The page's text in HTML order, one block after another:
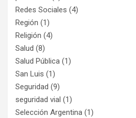
Redes Sociales (4)
Región (1)
Religión (4)
Salud (8)
Salud Pública (1)
San Luis (1)
Seguridad (9)
seguridad vial (1)
Selección Argentina (1)